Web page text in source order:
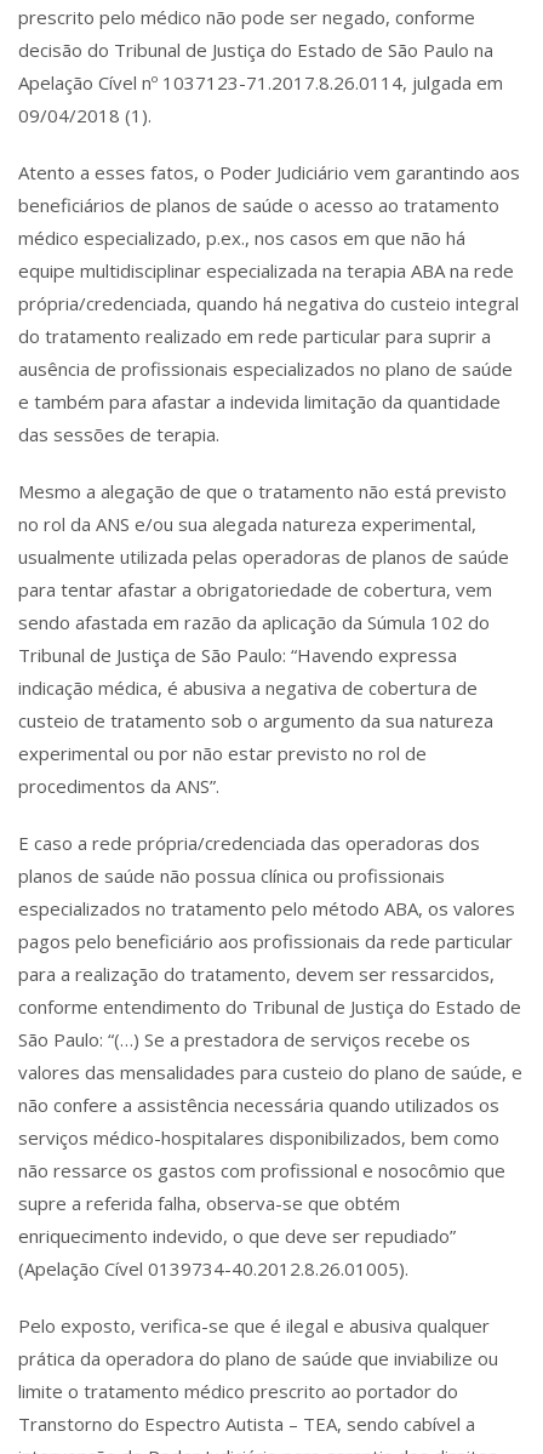
prescrito pelo médico não pode ser negado, conforme
decisão do Tribunal de Justiça do Estado de São Paulo na
Apelação Cível nº 1037123-71.2017.8.26.0114, julgada em
09/04/2018 (1).
Atento a esses fatos, o Poder Judiciário vem garantindo aos
beneficiários de planos de saúde o acesso ao tratamento
médico especializado, p.ex., nos casos em que não há
equipe multidisciplinar especializada na terapia ABA na rede
própria/credenciada, quando há negativa do custeio integral
do tratamento realizado em rede particular para suprir a
ausência de profissionais especializados no plano de saúde
e também para afastar a indevida limitação da quantidade
das sessões de terapia.
Mesmo a alegação de que o tratamento não está previsto
no rol da ANS e/ou sua alegada natureza experimental,
usualmente utilizada pelas operadoras de planos de saúde
para tentar afastar a obrigatoriedade de cobertura, vem
sendo afastada em razão da aplicação da Súmula 102 do
Tribunal de Justiça de São Paulo: “Havendo expressa
indicação médica, é abusiva a negativa de cobertura de
custeio de tratamento sob o argumento da sua natureza
experimental ou por não estar previsto no rol de
procedimentos da ANS”.
E caso a rede própria/credenciada das operadoras dos
planos de saúde não possua clínica ou profissionais
especializados no tratamento pelo método ABA, os valores
pagos pelo beneficiário aos profissionais da rede particular
para a realização do tratamento, devem ser ressarcidos,
conforme entendimento do Tribunal de Justiça do Estado de
São Paulo: “(…) Se a prestadora de serviços recebe os
valores das mensalidades para custeio do plano de saúde, e
não confere a assistência necessária quando utilizados os
serviços médico-hospitalares disponibilizados, bem como
não ressarce os gastos com profissional e nosocômio que
supre a referida falha, observa-se que obtém
enriquecimento indevido, o que deve ser repudiado”
(Apelação Cível 0139734-40.2012.8.26.01005).
Pelo exposto, verifica-se que é ilegal e abusiva qualquer
prática da operadora do plano de saúde que inviabilize ou
limite o tratamento médico prescrito ao portador do
Transtorno do Espectro Autista – TEA, sendo cabível a